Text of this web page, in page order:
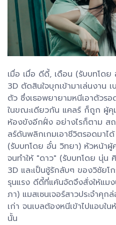
เมื่อ เมื่อ ดีดี้, เดือน (รับบทโด
3D ตัดสินใจบุกเข้ามาเล่นงาน
ตัว ซึ่งเธอพยายามหนีเอาตัวร
ในขณะเดียวกัน แคลร์ ก็ถูก ผู้คุ
ห้องขังอีกฝั่ง อย่างไรก็ตาม ส
ลร์ดันพลิกเกมเอาชีวิตรอดมา
(รับบทโดย อั๋น วิทยา) หัวหน้า
จนทำให้ "ดาว" (รับบทโดย นุ่น
3D และเป็นชู้รักลับๆ ของวิชัยโ
รุนแรง ดีดี้ที่แค้นจัดจึงสั่งให้แม
ภา) แมสเซนเจอร์สาวประจำคุก
เก่า จนเบลต้องหนีเข้าไปแอบใ
นั้น